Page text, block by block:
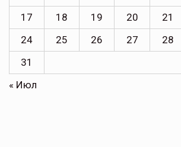
17
18 19 20 21
24
25 26 27 28
31
« Июл